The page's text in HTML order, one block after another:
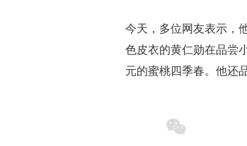
今天，多位网友表示，
色皮衣的黄仁勋在品尝
元的蜜桃四季春。他还